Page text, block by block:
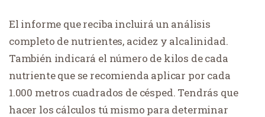
El informe que reciba incluirá un análisis
completo de nutrientes, acidez y alcalinidad.
También indicará el número de kilos de cada
nutriente que se recomienda aplicar por cada
1.000 metros cuadrados de césped. Tendrás que
hacer los cálculos tú mismo para determinar